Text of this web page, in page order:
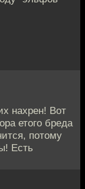
нахрен! Вот
етого бреда
потому
Есть